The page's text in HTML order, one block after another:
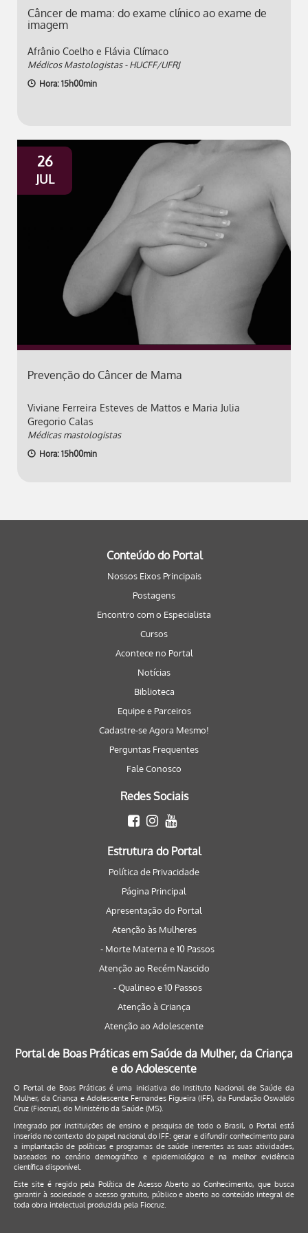
Câncer de mama: do exame clínico ao exame de
imagem
Afrânio Coelho e Flávia Clímaco
Médicos Mastologistas - HUCFF/UFRJ
Hora: 15h00min
26
JUL
Prevenção do Câncer de Mama
Viviane Ferreira Esteves de Mattos e Maria Julia
Gregorio Calas
Médicas mastologistas
Hora: 15h00min
Conteúdo do Portal
Nossos Eixos Principais
Postagens
Encontro com o Especialista
Cursos
Acontece no Portal
Notícias
Biblioteca
Equipe e Parceiros
Cadastre-se Agora Mesmo!
Perguntas Frequentes
Fale Conosco
Redes Sociais
Estrutura do Portal
Política de Privacidade
Página Principal
Apresentação do Portal
Atenção às Mulheres
- Morte Materna e 10 Passos
Atenção ao Recém Nascido
- Qualineo e 10 Passos
Atenção à Criança
Atenção ao Adolescente
Portal de Boas Práticas em Saúde da Mulher, da Criança
e do Adolescente
O Portal de Boas Práticas é uma iniciativa do Instituto Nacional de Saúde da
Mulher, da Criança e Adolescente Fernandes Figueira (IFF), da Fundação Oswaldo
Cruz (Fiocruz), do Ministério da Saúde (MS).
Integrado por instituições de ensino e pesquisa de todo o Brasil, o Portal está
inserido no contexto do papel nacional do IFF: gerar e difundir conhecimento para
a implantação de políticas e programas de saúde inerentes as suas atividades,
baseados no cenário demográfico e epidemiológico e na melhor evidência
científica disponível.
Este site é regido pela Política de Acesso Aberto ao Conhecimento, que busca
garantir à sociedade o acesso gratuito, público e aberto ao conteúdo integral de
toda obra intelectual produzida pela Fiocruz.